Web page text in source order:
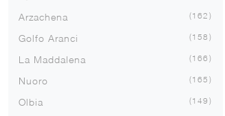
Arzachena 162
Golfo Aranci 158
La Maddalena 166
Nuoro 165
Olbia 149